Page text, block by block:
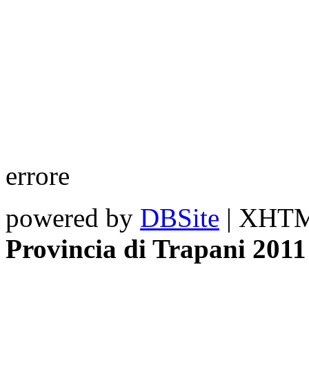
errore
powered by DBSite |
Provincia di Trapani 2011